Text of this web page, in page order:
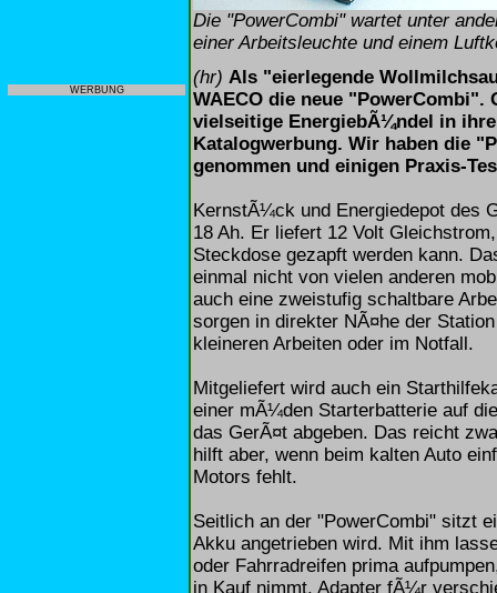
WERBUNG
Die "PowerCombi" wartet unter
einer Arbeitsleuchte und einem
(hr) Als "eierlegende
WAECO die neue
vielseitige EnergiebÃ¼ndel in
Katalogwerbung. Wir haben die
genommen und einigen Praxis-
KernstÃ¼ck und Energiedepot des
18 Ah. Er liefert 12 Volt
Steckdose gezapft werden kann.
einmal nicht von vielen anderen
auch eine zweistufig schaltbare
sorgen in direkter NÃ¤he der
kleineren Arbeiten oder im Notfall.
Mitgeliefert wird auch ein
einer mÃ¼den Starterbatterie auf
das GerÃ¤t abgeben. Das reicht
hilft aber, wenn beim kalten Auto
Motors fehlt.
Seitlich an der "PowerCombi" sitzt
Akku angetrieben wird. Mit ihm
oder Fahrradreifen prima
in Kauf nimmt. Adapter fÃ¼r